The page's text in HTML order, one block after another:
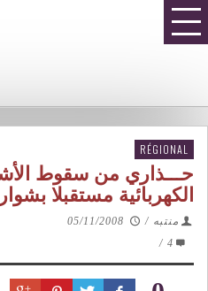
RÉGIONAL
حـــذاري من سقوط
الكهربائية مستقبلا
منتبه /
05/11/2008
4
/